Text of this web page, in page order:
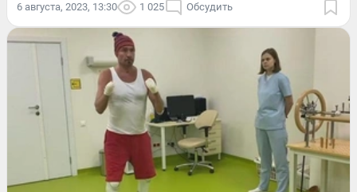
6 августа, 2023, 13:30 1 025 Обсудить